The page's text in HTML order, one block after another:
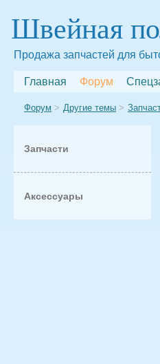
Швейная
Продажа запчастей для
Главная Форум
Форум Другие темы
Запчасти
Аксессуары